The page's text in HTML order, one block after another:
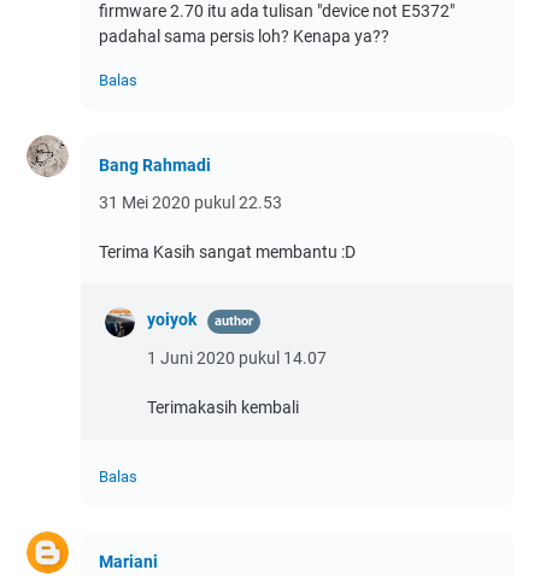
firmware 2.70 itu ada tulisan "device not E5372"
padahal sama persis loh? Kenapa ya??
Balas
Bang Rahmadi
31 Mei 2020 pukul 22.53
Terima Kasih sangat membantu :D
yoiyok
1 Juni 2020 pukul 14.07
Terimakasih kembali
Balas
Mariani